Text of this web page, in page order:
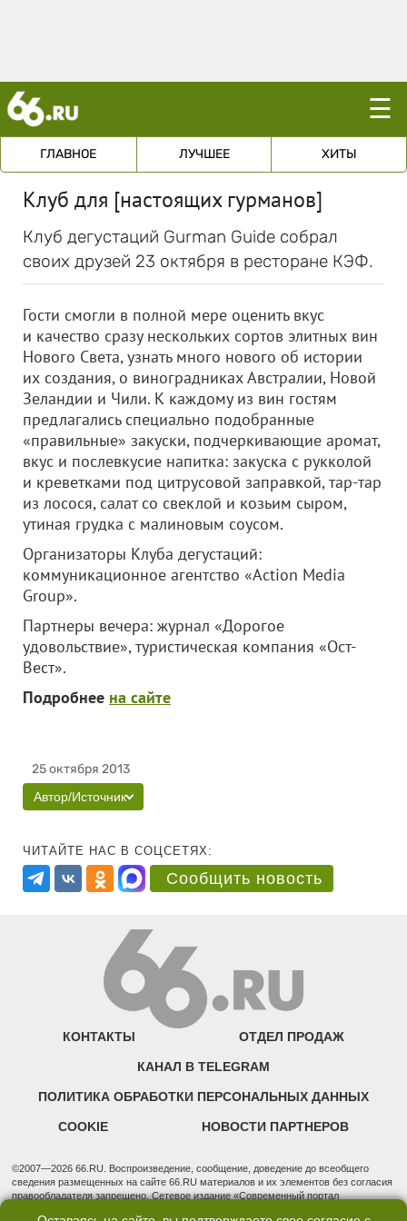
☰
ГЛАВНОЕ ЛУЧШЕЕ ХИТЫ
Клуб для [настоящих гурманов]
Клуб дегустаций Gurman Guide собрал
своих друзей 23 октября в ресторане КЭФ.
Гости смогли в полной мере оценить вкус
и качество сразу нескольких сортов элитных вин
Нового Света, узнать много нового об истории
их создания, о виноградниках Австралии, Новой
Зеландии и Чили. К каждому из вин гостям
предлагались специально подобранные
«правильные» закуски, подчеркивающие аромат,
вкус и послевкусие напитка: закуска с рукколой
и креветками под цитрусовой заправкой, тар-тар
из лосося, салат со свеклой и козьим сыром,
утиная грудка с малиновым соусом.
Организаторы Клуба дегустаций:
коммуникационное агентство «Action Media
Group».
Партнеры вечера: журнал «Дорогое
удовольствие», туристическая компания «Ост-
Вест».
Подробнее на сайте
25 октября 2013
Автор/Источник
ЧИТАЙТЕ НАС В СОЦСЕТЯХ:
Сообщить новость
КОНТАКТЫ ОТДЕЛ ПРОДАЖ
КАНАЛ В TELEGRAM
ПОЛИТИКА ОБРАБОТКИ ПЕРСОНАЛЬНЫХ ДАННЫХ
COOKIE НОВОСТИ ПАРТНЕРОВ
©2007—2026 66.RU. Воспроизведение, сообщение, доведение до всеобщего
сведения размещенных на сайте 66.RU материалов и их элементов без согласия
правообладателя запрещено. Сетевое издание «Современный портал